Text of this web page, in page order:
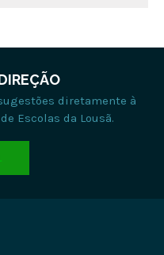
diretamente à
Escolas da Lousã.